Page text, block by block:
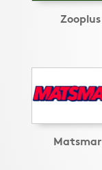
Zooplus